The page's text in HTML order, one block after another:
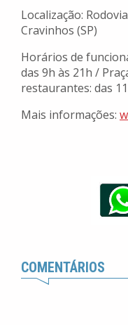
Localização:
Cravinhos (SP)
Horários de
das 9h às 21h /
restaurantes: das
Mais informações:
COMENTÁRIOS